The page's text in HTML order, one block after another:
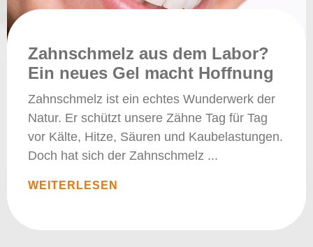
Zahnschmelz aus dem Labor?
Ein neues Gel macht Hoffnung
Zahnschmelz ist ein echtes Wunderwerk der
Natur. Er schützt unsere Zähne Tag für Tag
vor Kälte, Hitze, Säuren und Kaubelastungen.
Doch hat sich der Zahnschmelz
WEITERLESEN